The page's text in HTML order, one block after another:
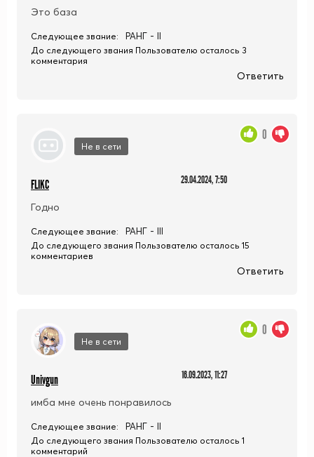
Это база
Следующее звание: РАНГ - II
До следующего звания Пользователю осталось 3
комментария
Ответить
Не в сети
FLIKC 29.04.2024, 7:50
Годно
0
Следующее звание: РАНГ - III
До следующего звания Пользователю осталось 15
комментариев
Ответить
Не в сети
Univgun 16.09.2023, 11:27
имба мне очень понравилось
0
Следующее звание: РАНГ - II
До следующего звания Пользователю осталось 1
комментарий